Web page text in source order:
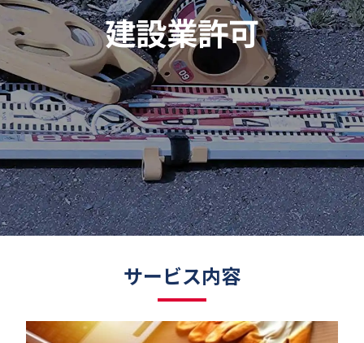
建設業許可
サービス内容